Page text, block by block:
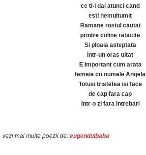
ce ti-l dai atunci cand
esti nemultumit
Ramane rostul cautat
printre coline ratacite
Si ploaia asteptata
intr-un oras uitat
E important cum arata
femeia cu numele Angela
Totusi tristetea isi face
de cap fara cap
Intr-o zi fara intrebari
vezi mai multe poezii de: eugendulbaba